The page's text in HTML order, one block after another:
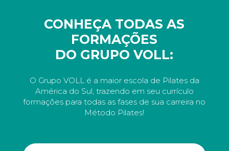
CONHEÇA TODAS AS
FORMAÇÕES
DO GRUPO VOLL:
O Grupo VOLL é a maior escola de Pilates da
América do Sul, trazendo em seu currículo
formações para todas as fases de sua carreira no
Método Pilates!